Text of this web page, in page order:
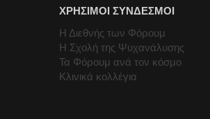
ΧΡΗΣΙΜΟΙ ΣΥΝΔΕΣΜΟΙ
Η Διεθνής των Φόρουμ
Η Σχολή της Ψυχανάλυσης
Τα Φόρουμ ανά τον κόσμο
Κλινικά κολλέγια